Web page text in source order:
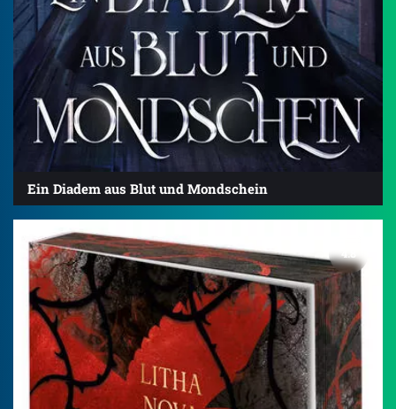
Ein Diadem aus Blut und Mondschein
4.8